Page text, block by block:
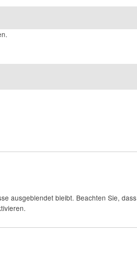
ausgeblendet bleibt. Beachten Sie, dass